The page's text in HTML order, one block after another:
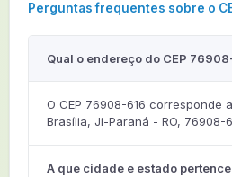
Perguntas frequentes sobre o
Qual o endereço do CEP
O CEP 76908-616 corresponde
Brasília, Ji-Paraná - RO, 76908-
A que cidade e estado